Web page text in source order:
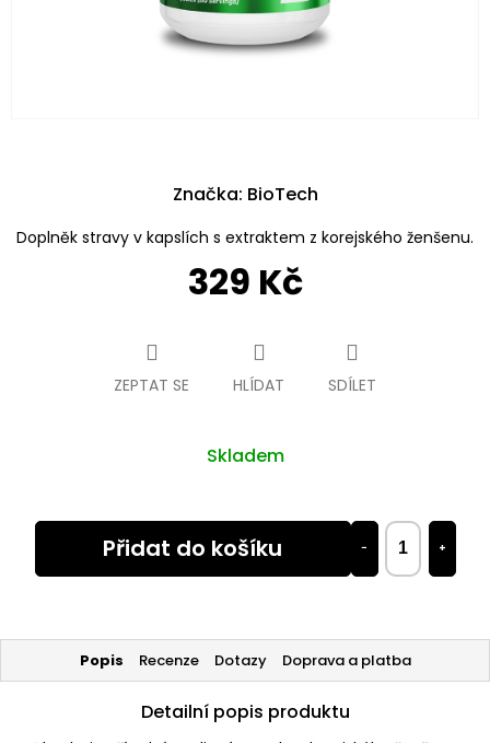
329 Kč
Skladem
+
−
Přidat do košíku
Doplněk stravy v kapslích s extraktem z korejského ženšenu.
ZEPTAT SE HLÍDAT SDÍLET
Značka: BioTech
Popis Recenze Dotazy Doprava a platba
Detailní popis produktu